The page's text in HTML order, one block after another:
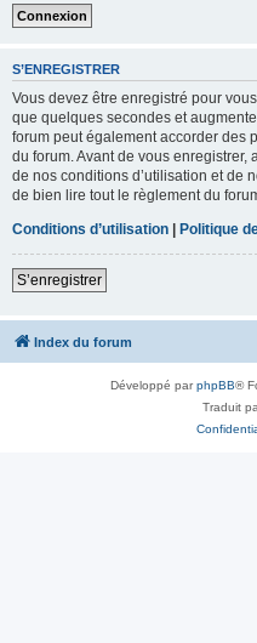
S’ENREGISTRER
Vous devez être enregistré pour
que quelques secondes et
forum peut également accorder des
du forum. Avant de vous enregistrer,
de nos conditions d’utilisation et de
de bien lire tout le règlement du
Conditions d’utilisation | Politique
S’enregistrer
Index du forum
Développé parphpBB®
Traduit